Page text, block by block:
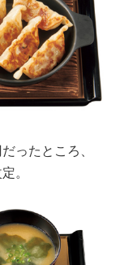
ったところ、
。